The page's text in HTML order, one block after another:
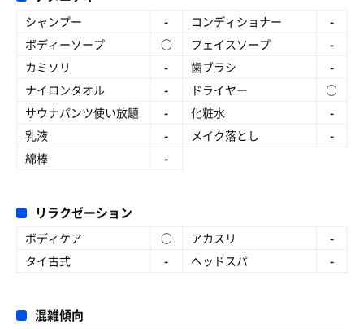
シャンプー - コンディショナー
-
ボディーソープ
○ フェイスソープ
-
カミソリ
- 歯ブラシ
-
ナイロンタオル
- ドライヤー
○
サウナパンツ使い放題
- 化粧水
-
乳液
- メイク落とし
-
綿棒
-
リラクゼーション
ボディケア ○ アカスリ
-
タイ古式
- ヘッドスパ -
混雑傾向